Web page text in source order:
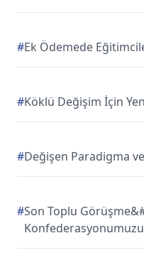
#Ek Ödemede
#Köklü Değişim İçin
#Değişen Paradigma
#Son Toplu